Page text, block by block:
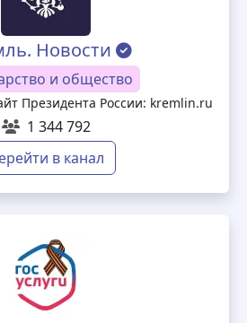
Новости
и общество
Президента России: kremlin.ru
1 344 792
в канал